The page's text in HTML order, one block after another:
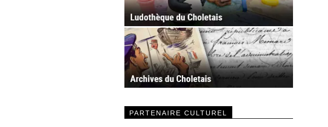
PARTENAIRE CULTUREL